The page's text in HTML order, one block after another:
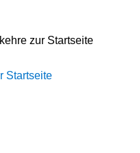
zur Startseite
Startseite